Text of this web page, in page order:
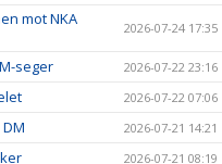
mot NKA
2026-07-24 17:35
seger 2026-07-22 23:16
2026-07-22 07:06
2026-07-21 14:21
2026-07-21 08:19